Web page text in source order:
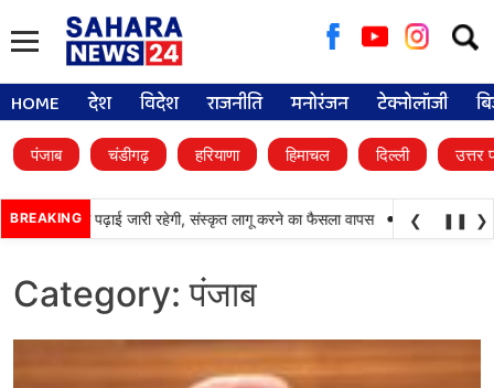
for:
HOME देश विदेश राजनीति मनोरंजन टेक्नोलॉजी
पंजाब चंडीगढ़ हरियाणा हिमाचल दिल्ली उत्तर
BREAKING
पंजाबी की पढ़ाई जारी रहेगी, संस्कृत लागू करने का फैसला वापस •श्री गुरु हरिकृष्ण
❮ ❚❚ ❯
Category:पंजाब